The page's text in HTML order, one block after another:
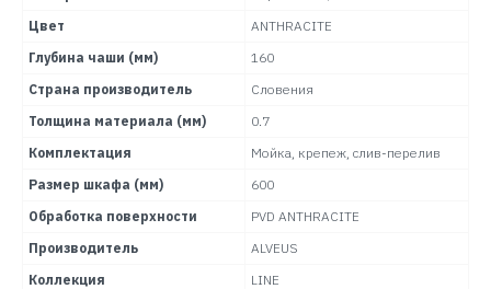
Цвет
ANTHRACITE
Глубина чаши (мм)
160
Страна производитель
Словения
Толщина материала (мм)
0.7
Комплектация
Мойка, крепеж, слив-перелив
Размер шкафа (мм)
600
Обработка поверхности
PVD ANTHRACITE
Производитель
ALVEUS
Коллекция
LINE